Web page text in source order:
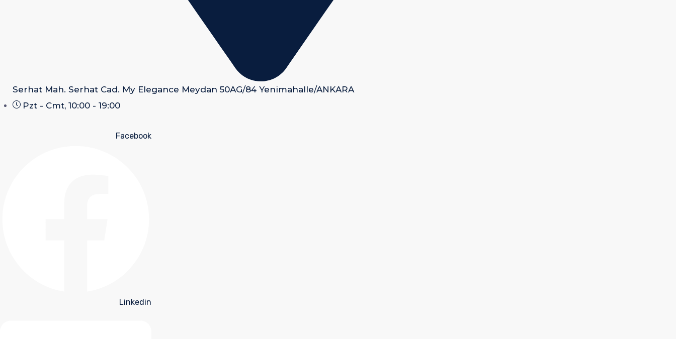
Serhat Mah. Serhat Cad. My Elegance Meydan 50AG/84 Yenimahalle/ANKARA
Pzt - Cmt, 10:00 - 19:00
Facebook
Linkedin